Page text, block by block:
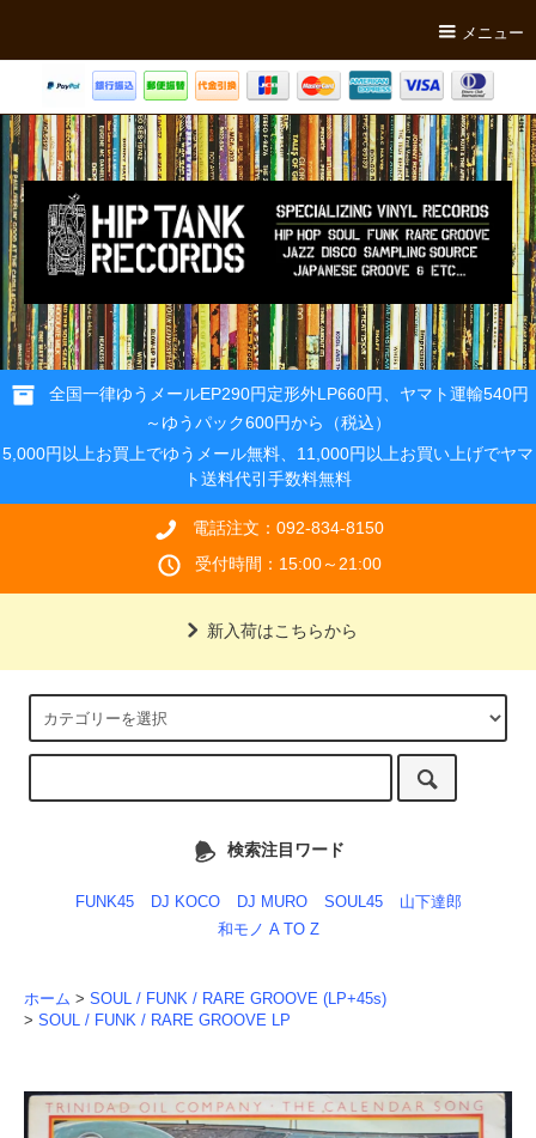
メニュー
全国一律ゆうメールEP290円定形外LP660円、ヤマト運輸540円
～ゆうパック600円から（税込）
5,000円以上お買上でゆうメール無料、11,000円以上お買い上げでヤマ
ト送料代引手数料無料
電話注文：092-834-8150
受付時間：15:00～21:00
新入荷はこちらから
検索注目ワード
FUNK45 DJ KOCO DJ MURO SOUL45
山下達郎
和モノ A TO Z
ホーム > SOUL / FUNK / RARE GROOVE (LP+45s)
> SOUL / FUNK / RARE GROOVE LP